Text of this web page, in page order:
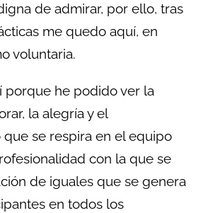
de admirar, por ello, tras
me quedo aquí, en
voluntaria.
porque he podido ver la
la alegría y el
se respira en el equipo
con la que se
de iguales que se genera
en todos los